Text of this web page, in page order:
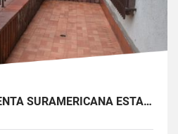
APARTAMENTO EN VENTA SURAMERICANA ESTADIO